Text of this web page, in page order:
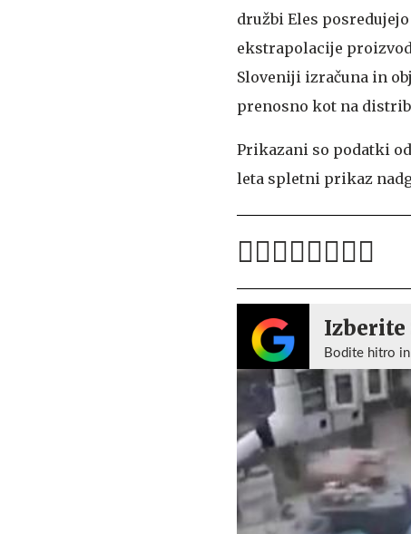
družbi Eles
ekstrapolacije
Sloveniji izračuna in
prenosno kot na
Prikazani so podatki
leta spletni prikaz
Izberite
Bodite hitro